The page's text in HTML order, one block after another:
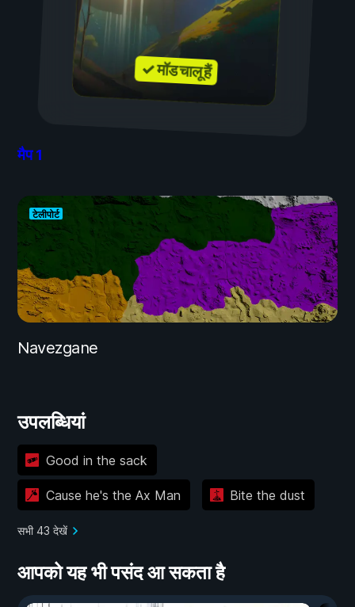
✓ मॉड चालू हैं
मैप1
टेलीपोर्ट
Navezgane
उपलब्धियां
Good in the sack
Cause he's the Ax Man Bite the dust
सभी 43 देखें
आपको यह भी पसंद आ सकता है